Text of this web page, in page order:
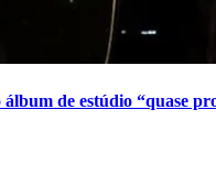
de estúdio “quase